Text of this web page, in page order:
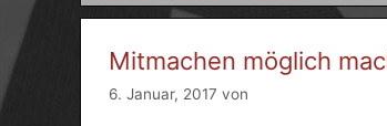
Mitmachen möglich
6. Januar, 2017 von